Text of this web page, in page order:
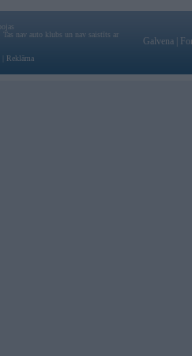
nav auto klubs un nav saistīts ar
Reklāma
Galvena